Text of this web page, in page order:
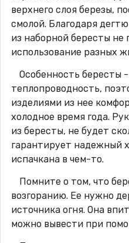
верхнего слоя березы,
смолой. Благодаря
из наборной бересты
использование разных
Особенность бересты
теплопроводность,
изделиями из нее
холодное время года.
из бересты, не будет
гарантирует надежный
испачкана в чем-то.
Помните о том, что
возгоранию. Ее нужно
источника огня. Она
можно вывести при